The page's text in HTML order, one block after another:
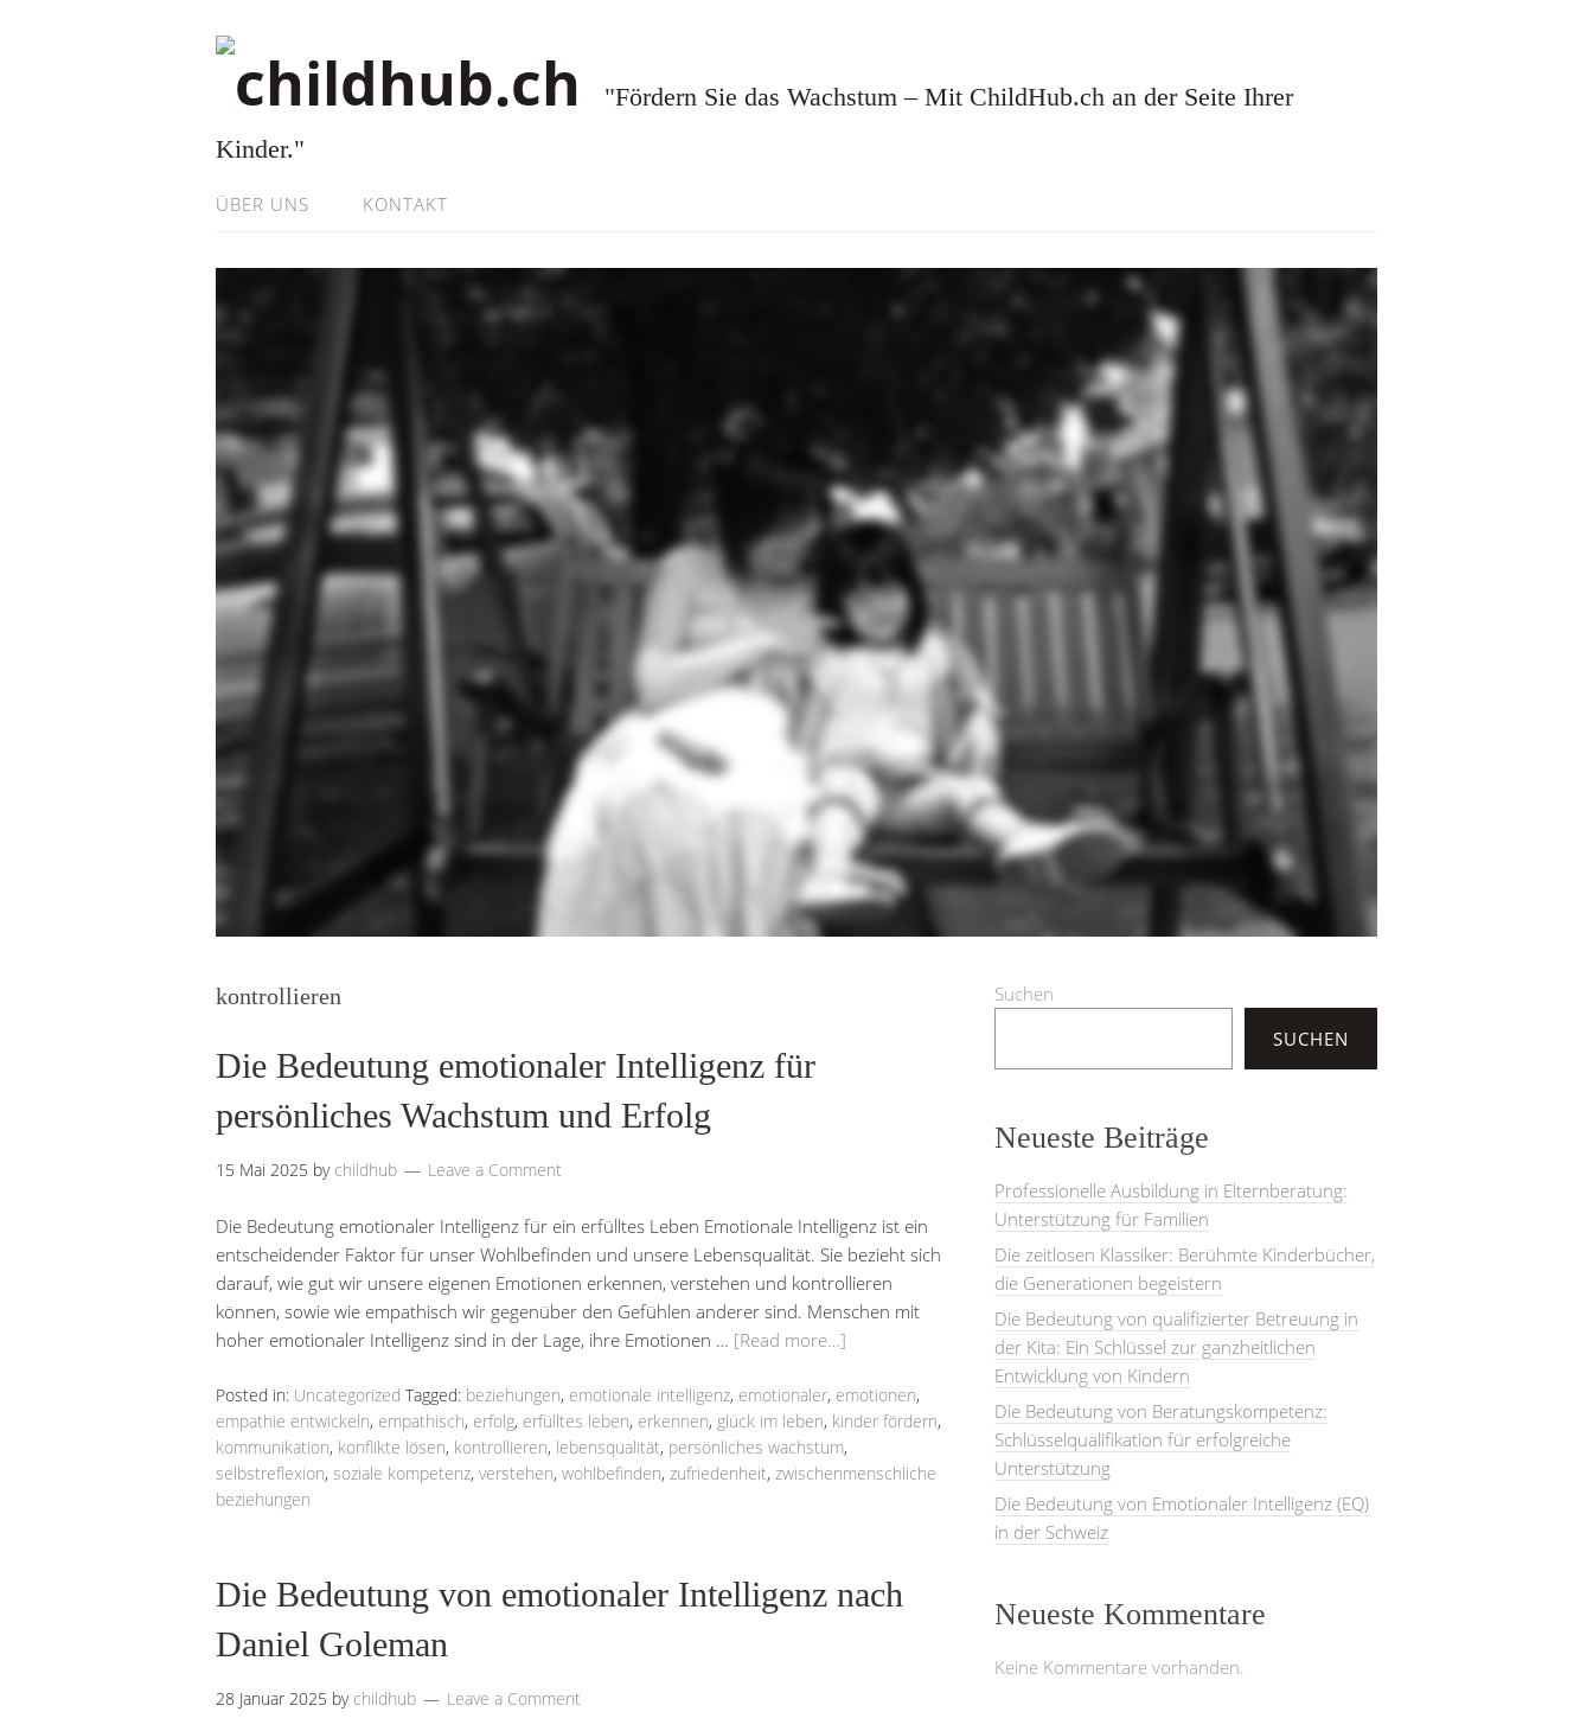
"Fördern Sie das Wachstum – Mit ChildHub.ch an der Seite Ihrer
Kinder."
ÜBER UNS KONTAKT
kontrollieren
Die Bedeutung emotionaler Intelligenz für
persönliches Wachstum und Erfolg
15 Mai 2025 by childhub Leave a Comment
Die Bedeutung emotionaler Intelligenz für ein erfülltes Leben Emotionale Intelligenz ist ein
entscheidender Faktor für unser Wohlbefinden und unsere Lebensqualität. Sie bezieht sich
darauf, wie gut wir unsere eigenen Emotionen erkennen, verstehen und kontrollieren
können, sowie wie empathisch wir gegenüber den Gefühlen anderer sind. Menschen mit
hoher emotionaler Intelligenz sind in der Lage, ihre Emotionen … [Read more…]
Posted in: Uncategorized Tagged: beziehungen, emotionale intelligenz, emotionaler, emotionen,
empathie entwickeln, empathisch, erfolg, erfülltes leben, erkennen, glück im leben, kinder fördern,
kommunikation, konflikte lösen, kontrollieren, lebensqualität, persönliches wachstum,
selbstreflexion, soziale kompetenz, verstehen, wohlbefinden, zufriedenheit, zwischenmenschliche
beziehungen
Die Bedeutung von emotionaler Intelligenz nach
Daniel Goleman
28 Januar 2025 by childhub Leave a Comment
Suchen
SUCHEN
Neueste Beiträge
Professionelle Ausbildung in Elternberatung:
Unterstützung für Familien
Die zeitlosen Klassiker: Berühmte Kinderbücher,
die Generationen begeistern
Die Bedeutung von qualifizierter Betreuung in
der Kita: Ein Schlüssel zur ganzheitlichen
Entwicklung von Kindern
Die Bedeutung von Beratungskompetenz:
Schlüsselqualifikation für erfolgreiche
Unterstützung
Die Bedeutung von Emotionaler Intelligenz (EQ)
in der Schweiz
Neueste Kommentare
Keine Kommentare vorhanden.